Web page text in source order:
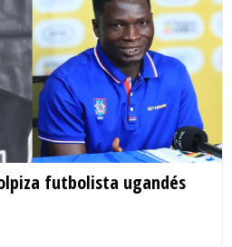
futbolista ugandés